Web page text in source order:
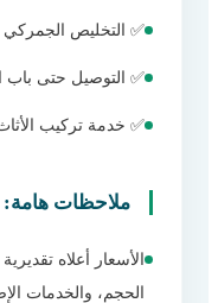
✅ التخليص الجمركي
✅ التوصيل حتى باب
✅ خدمة تركيب
ملاحظات هامة:
الأسعار أعلاه
الحجم، والخدمات